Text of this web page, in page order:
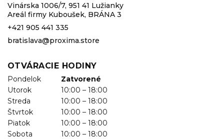
Vinárska 1006/7, 951 41 Lužianky
Areál firmy Kuboušek, BRÁNA 3
+421 905 441 335
bratislava@proxima.store
OTVÁRACIE HODINY
Pondelok
Zatvorené
Utorok
10:00 – 18:00
Streda
10:00 – 18:00
Štvrtok
10:00 – 18:00
Piatok
10:00 – 18:00
Sobota
10:00 – 18:00